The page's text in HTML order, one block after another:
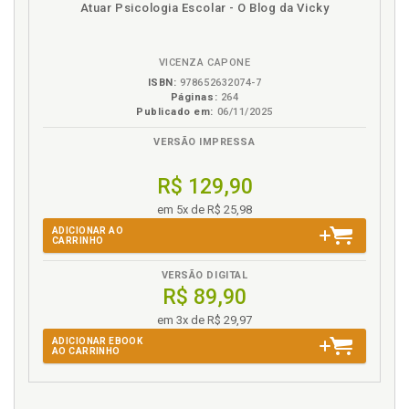
Esqueça que seu filho foi adotado, p. 43
Família. Dinâmica familiar, p. 39
Família. Início da vida familiar, p. 57
Família. Primeiros tempos na família, p. 91
Filho crescido. Adoção de um filho crescido, p. 69
Filho. Adaptação: o filho real e as descobertas
Filho. Criança que será filho, p. 47
Filho. Esqueça que seu filho foi adotado, p. 43
Filho. Perfil da criança que será filho, p. 47
Atuar Psicologia Escolar - O Blog da Vicky
VICENZA CAPONE
ISBN: 978652632074-7
Páginas: 264
Publicado em: 06/11/2025
VERSÃO IMPRESSA
R$ 129,90
em 5x de R$ 25,98
ADICIONAR AO
CARRINHO
VERSÃO DIGITAL
R$ 89,90
em 3x de R$ 29,97
ADICIONAR EBOOK
AO CARRINHO